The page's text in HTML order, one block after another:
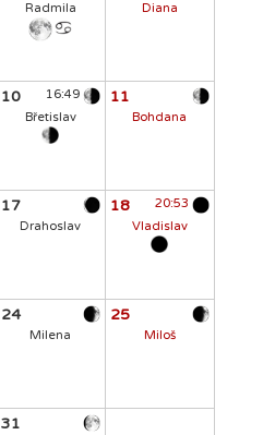
Radmila
Diana
10
16:49
Břetislav
11
Bohdana
17
Drahoslav
18
20:53
Vladislav
24
Milena
25
Miloš
31